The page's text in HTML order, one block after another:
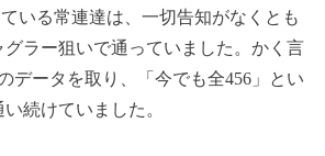
いる常連達は、一切告知がなくとも
グラー狙いで通っていました。かく言
データを取り、「今でも全456」とい
続けていました。